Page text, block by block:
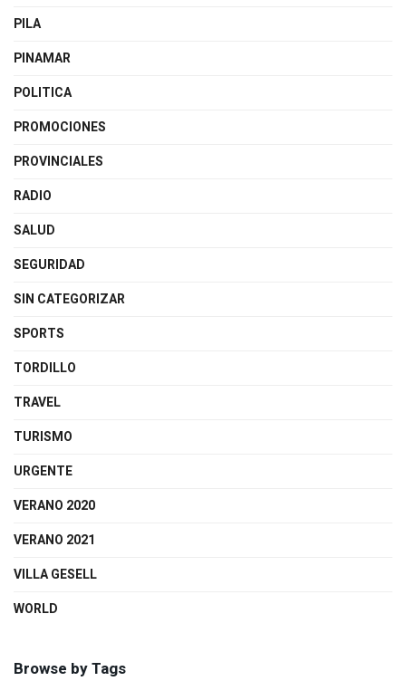
PILA
PINAMAR
POLITICA
PROMOCIONES
PROVINCIALES
RADIO
SALUD
SEGURIDAD
SIN CATEGORIZAR
SPORTS
TORDILLO
TRAVEL
TURISMO
URGENTE
VERANO 2020
VERANO 2021
VILLA GESELL
WORLD
Browse by Tags